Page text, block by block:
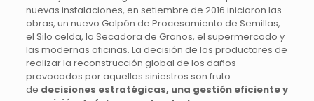
nuevas instalaciones, en setiembre de 2016 iniciaron las
obras, un nuevo Galpón de Procesamiento de Semillas,
el Silo celda, la Secadora de Granos, el supermercado y
las modernas oficinas. La decisión de los productores de
realizar la reconstrucción global de los daños
provocados por aquellos siniestros son fruto
de decisiones estratégicas, una gestión eficiente y